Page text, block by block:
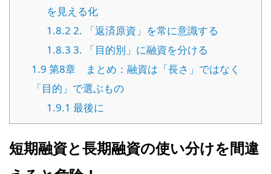
を見える化
1.8.2 2. 「返済原資」を常に意識する
1.8.3 3. 「目的別」に融資を分ける
1.9 第8章 まとめ：融資は「長さ」ではなく
「目的」で選ぶもの
1.9.1 最後に
短期融資と長期融資の使い分けを間違